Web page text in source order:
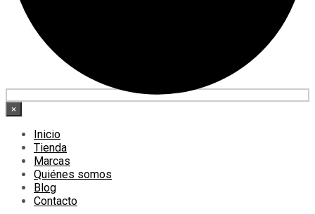
×
Inicio
Tienda
Marcas
Quiénes somos
Blog
Contacto